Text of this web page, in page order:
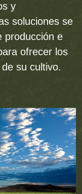
y
soluciones se
producción e
ofrecer los
su cultivo.